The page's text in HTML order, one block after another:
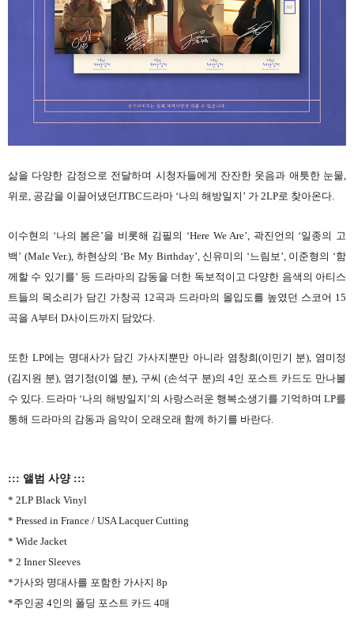
삶을 다양한 감정으로 전달하며 시청자들에게 잔잔한 웃음과 애틋한 눈물,
위로, 공감을 이끌어냈던JTBC드라마 ‘나의 해방일지’ 가 2LP로 찾아온다.
이수현의 ‘나의 봄은’을 비롯해 김필의 ‘Here We Are’, 곽진언의 ‘일종의 고
백’ (Male Ver.), 하현상의 ‘Be My Birthday’, 신유미의 ‘느림보’, 이준형의 ‘함
께할 수 있기를’ 등 드라마의 감동을 더한 독보적이고 다양한 음색의 아티스
트들의 목소리가 담긴 가창곡 12곡과 드라마의 몰입도를 높였던 스코어 15
곡을 A부터 D사이드까지 담았다.
또한 LP에는 명대사가 담긴 가사지뿐만 아니라 염창희(이민기 분), 염미정
(김지원 분), 염기정(이엘 분), 구씨 (손석구 분)의 4인 포스트 카드도 만나볼
수 있다. 드라마 ‘나의 해방일지’의 사랑스러운 행복소생기를 기억하며 LP를
통해 드라마의 감동과 음악이 오래오래 함께 하기를 바란다.
::: 앨범 사양 :::
* 2LP Black Vinyl
* Pressed in France / USA Lacquer Cutting
* Wide Jacket
* 2 Inner Sleeves
*가사와 명대사를 포함한 가사지 8p
*주인공 4인의 폴딩 포스트 카드 4매